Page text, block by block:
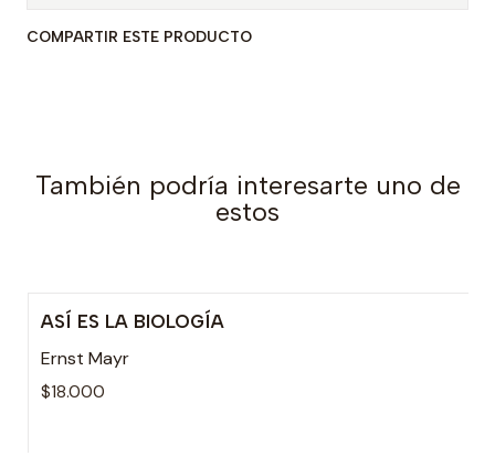
COMPARTIR ESTE PRODUCTO
También podría interesarte uno de
estos
ASÍ ES LA BIOLOGÍA
Ernst Mayr
$18.000